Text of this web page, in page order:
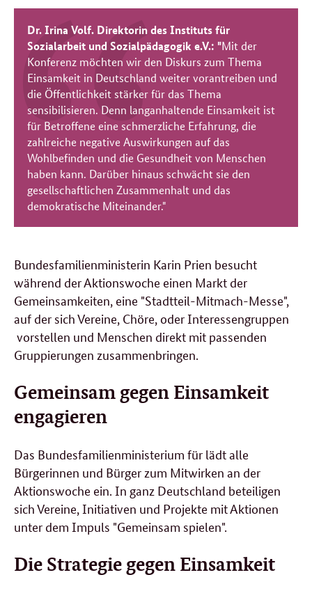
Dr. Irina Volf. Direktorin des Instituts für
Sozialarbeit und Sozialpädagogik e.V.: "Mit der
Konferenz möchten wir den Diskurs zum Thema
Einsamkeit in Deutschland weiter vorantreiben und
die Öffentlichkeit stärker für das Thema
sensibilisieren. Denn langanhaltende Einsamkeit ist
für Betroffene eine schmerzliche Erfahrung, die
zahlreiche negative Auswirkungen auf das
Wohlbefinden und die Gesundheit von Menschen
haben kann. Darüber hinaus schwächt sie den
gesellschaftlichen Zusammenhalt und das
demokratische Miteinander."
Bundesfamilienministerin Karin Prien besucht
während der Aktionswoche einen Markt der
Gemeinsamkeiten, eine "Stadtteil-Mitmach-Messe",
auf der sich Vereine, Chöre, oder Interessengruppen
vorstellen und Menschen direkt mit passenden
Gruppierungen zusammenbringen.
Gemeinsam gegen Einsamkeit
engagieren
Das Bundesfamilienministerium für lädt alle
Bürgerinnen und Bürger zum Mitwirken an der
Aktionswoche ein. In ganz Deutschland beteiligen
sich Vereine, Initiativen und Projekte mit Aktionen
unter dem Impuls "Gemeinsam spielen".
Die Strategie gegen Einsamkeit